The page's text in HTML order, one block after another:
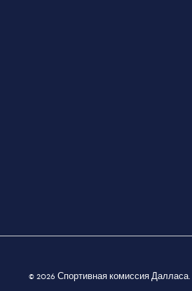
© 2026 Спортивная комиссия